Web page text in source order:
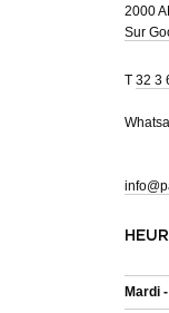
2000
Sur
T 32 3
Mardi